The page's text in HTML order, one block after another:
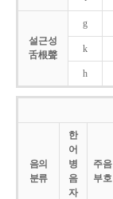
설근성
舌根聲
g
k
h
음의
분류
한
어
병
음
자
주음
부호